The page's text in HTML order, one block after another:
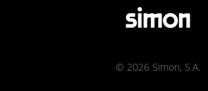
© 2026 Simon, S.A.